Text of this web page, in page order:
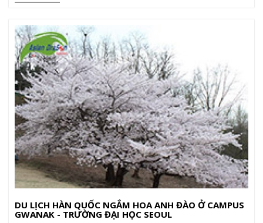
DU LỊCH HÀN QUỐC NGẮM HOA ANH ĐÀO Ở CAMPUS
GWANAK - TRƯỜNG ĐẠI HỌC SEOUL